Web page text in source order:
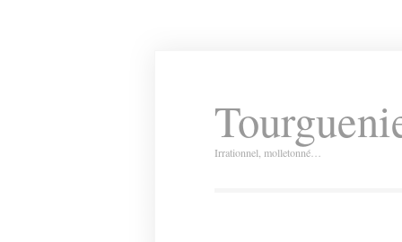
Irrationnel, molletonné…